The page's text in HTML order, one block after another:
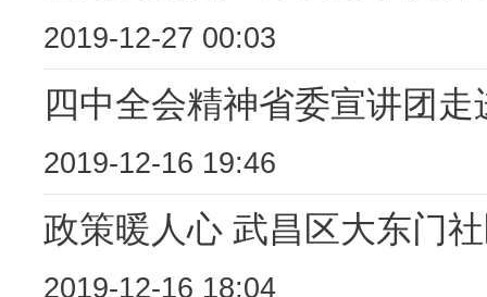
2019-12-27 00:03
四中全会精神省委宣讲团
2019-12-16 19:46
政策暖人心 武昌区大东门
2019-12-16 18:04